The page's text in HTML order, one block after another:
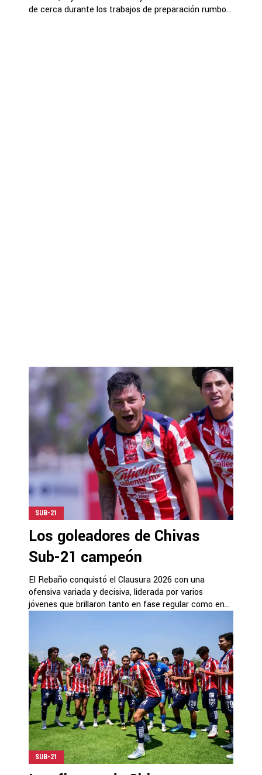
de cerca durante los trabajos de preparación rumbo...
SUB-21
Los goleadores de Chivas
Sub-21 campeón
El Rebaño conquistó el Clausura 2026 con una
ofensiva variada y decisiva, liderada por varios
jóvenes que brillaron tanto en fase regular como en...
SUB-21